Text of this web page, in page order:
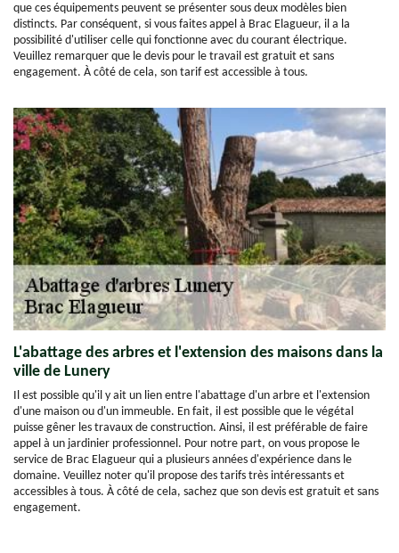
que ces équipements peuvent se présenter sous deux modèles bien
distincts. Par conséquent, si vous faites appel à Brac Elagueur, il a la
possibilité d'utiliser celle qui fonctionne avec du courant électrique.
Veuillez remarquer que le devis pour le travail est gratuit et sans
engagement. À côté de cela, son tarif est accessible à tous.
L'abattage des arbres et l'extension des maisons dans la
ville de Lunery
Il est possible qu'il y ait un lien entre l'abattage d'un arbre et l'extension
d'une maison ou d'un immeuble. En fait, il est possible que le végétal
puisse gêner les travaux de construction. Ainsi, il est préférable de faire
appel à un jardinier professionnel. Pour notre part, on vous propose le
service de Brac Elagueur qui a plusieurs années d'expérience dans le
domaine. Veuillez noter qu'il propose des tarifs très intéressants et
accessibles à tous. À côté de cela, sachez que son devis est gratuit et sans
engagement.